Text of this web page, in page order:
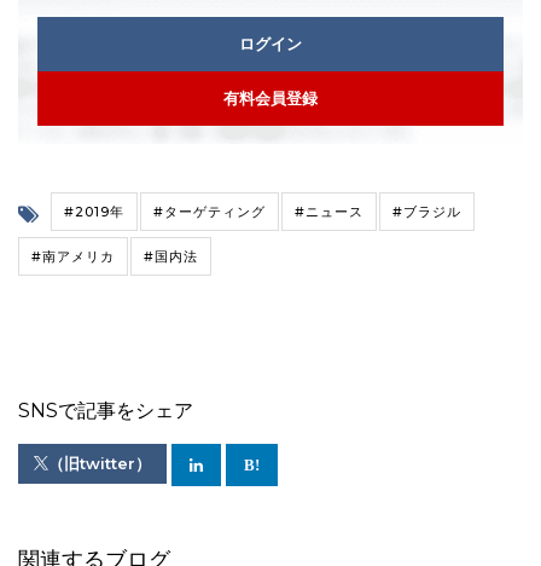
ログイン
有料会員登録
#2019年 #ターゲティング #ニュース #ブラジル
#南アメリカ #国内法
SNSで記事をシェア
（旧twitter）
関連するブログ